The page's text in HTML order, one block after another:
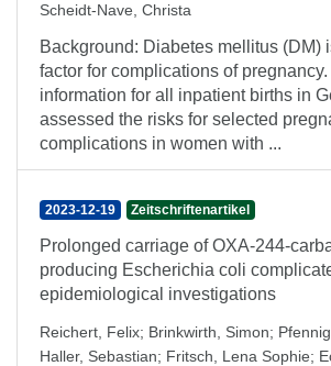
Scheidt-Nave, Christa
Background: Diabetes mellitus (DM)
factor for complications of
information for all inpatient births in
assessed the risks for selected
complications in women with ...
2023-12-19 Zeitschriftenartikel
Prolonged carriage of OXA-244-
producing Escherichia coli
epidemiological investigations
Reichert, Felix; Brinkwirth, Simon;
Haller, Sebastian; Fritsch, Lena Sophie;